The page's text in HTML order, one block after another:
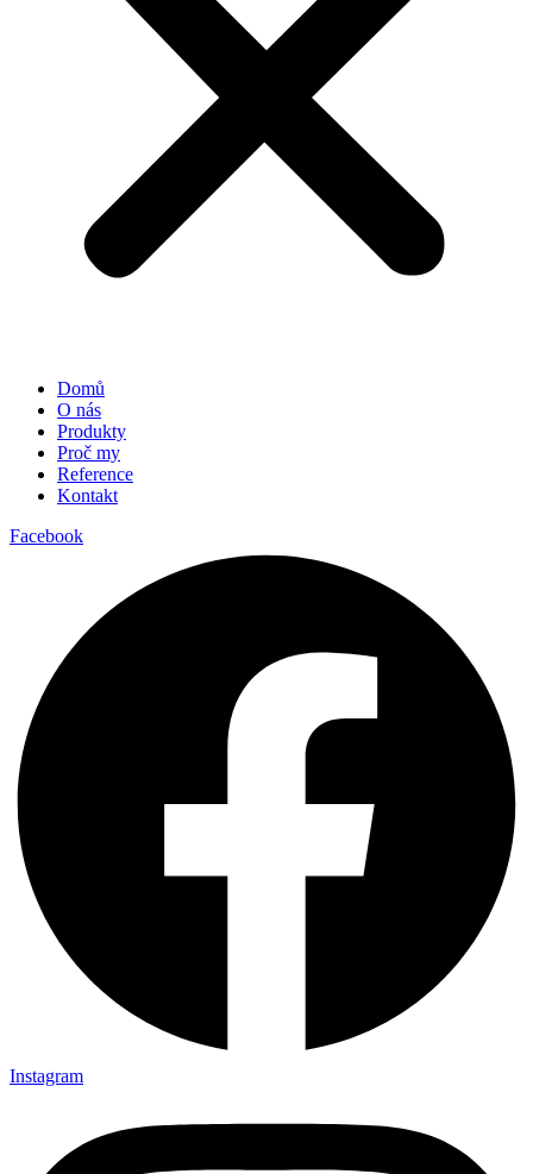
Domů
O nás
Produkty
Proč my
Reference
Kontakt
Facebook
Instagram